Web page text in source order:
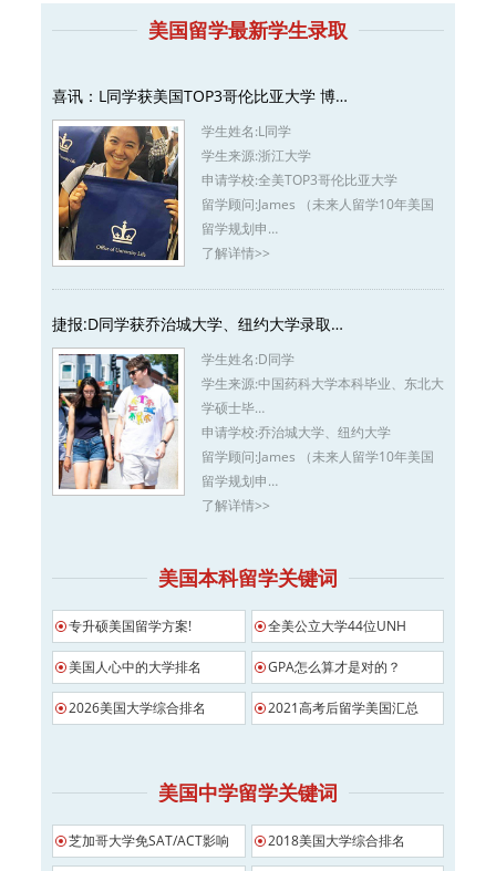
美国留学最新学生录取
喜讯：L同学获美国TOP3哥伦比亚大学 博…
学生姓名:L同学
学生来源:浙江大学
申请学校:全美TOP3哥伦比亚大学
留学顾问:James （未来人留学10年美国
留学规划申…
了解详情>>
捷报:D同学获乔治城大学、纽约大学录取…
学生姓名:D同学
学生来源:中国药科大学本科毕业、东北大
学硕士毕…
申请学校:乔治城大学、纽约大学
留学顾问:James （未来人留学10年美国
留学规划申…
了解详情>>
美国本科留学关键词
专升硕美国留学方案! 全美公立大学44位UNH
美国人心中的大学排名 GPA怎么算才是对的？
2026美国大学综合排名 2021高考后留学美国汇总
美国中学留学关键词
芝加哥大学免SAT/ACT影响 2018美国大学综合排名